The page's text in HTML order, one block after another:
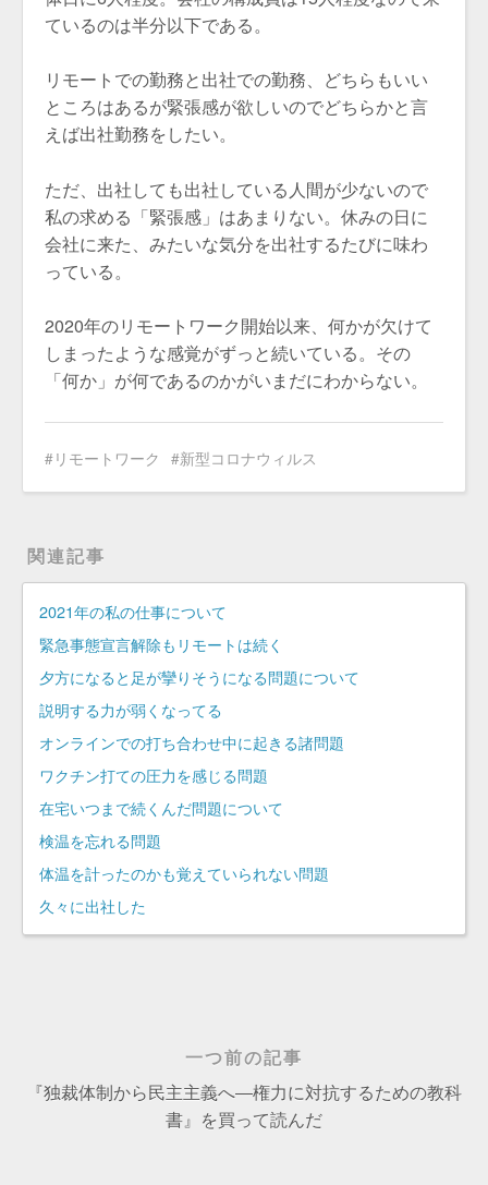
ているのは半分以下である。
リモートでの勤務と出社での勤務、どちらもいい
ところはあるが緊張感が欲しいのでどちらかと言
えば出社勤務をしたい。
ただ、出社しても出社している人間が少ないので
私の求める「緊張感」はあまりない。休みの日に
会社に来た、みたいな気分を出社するたびに味わ
っている。
2020年のリモートワーク開始以来、何かが欠けて
しまったような感覚がずっと続いている。その
「何か」が何であるのかがいまだにわからない。
リモートワーク 新型コロナウィルス
関連記事
2021年の私の仕事について
緊急事態宣言解除もリモートは続く
夕方になると足が攣りそうになる問題について
説明する力が弱くなってる
オンラインでの打ち合わせ中に起きる諸問題
ワクチン打ての圧力を感じる問題
在宅いつまで続くんだ問題について
検温を忘れる問題
体温を計ったのかも覚えていられない問題
久々に出社した
一つ前の記事
『独裁体制から民主主義へ―権力に対抗するための教科
書』を買って読んだ